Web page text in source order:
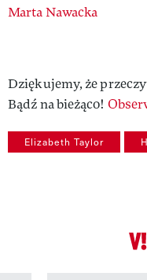
Authors
Marta Nawacka
Dziękujemy, że
Bądź na bieżąco!
Elizabeth Taylor